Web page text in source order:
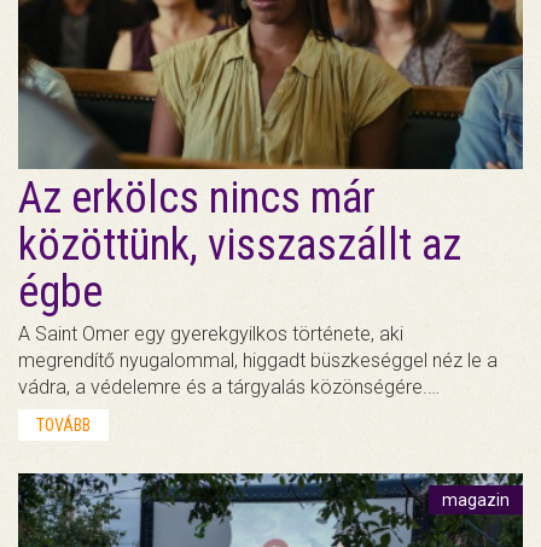
Az erkölcs nincs már
közöttünk, visszaszállt az
égbe
A Saint Omer egy gyerekgyilkos története, aki
megrendítő nyugalommal, higgadt büszkeséggel néz le a
vádra, a védelemre és a tárgyalás közönségére.…
TOVÁBB
magazin